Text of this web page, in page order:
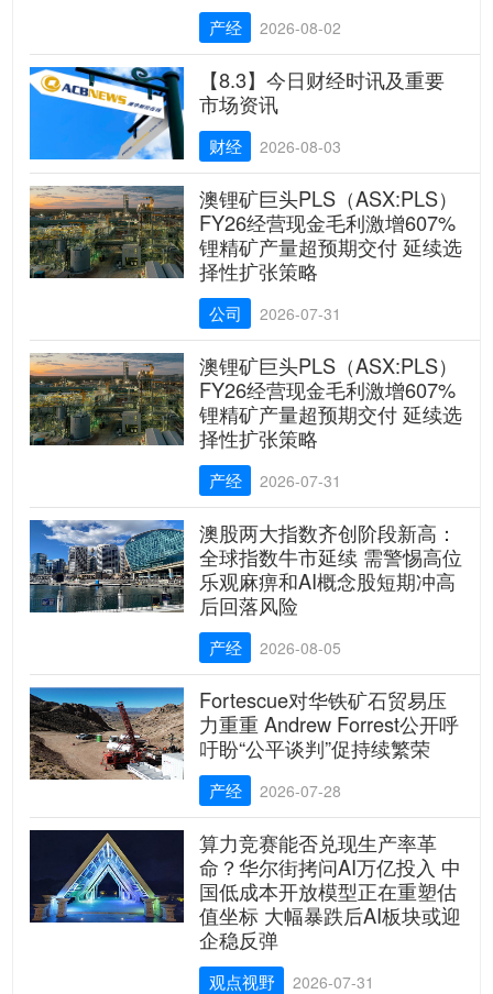
产经 2026-08-02
【8.3】今日财经时讯及重要
市场资讯
财经 2026-08-03
澳锂矿巨头PLS（ASX:PLS）
FY26经营现金毛利激增607%
锂精矿产量超预期交付 延续选
择性扩张策略
公司 2026-07-31
澳锂矿巨头PLS（ASX:PLS）
FY26经营现金毛利激增607%
锂精矿产量超预期交付 延续选
择性扩张策略
产经 2026-07-31
澳股两大指数齐创阶段新高：
全球指数牛市延续 需警惕高位
乐观麻痹和AI概念股短期冲高
后回落风险
产经 2026-08-05
Fortescue对华铁矿石贸易压
力重重 Andrew Forrest公开呼
吁盼“公平谈判”促持续繁荣
产经 2026-07-28
算力竞赛能否兑现生产率革
命？华尔街拷问AI万亿投入 中
国低成本开放模型正在重塑估
值坐标 大幅暴跌后AI板块或迎
企稳反弹
观点视野 2026-07-31